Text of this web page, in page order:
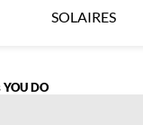
SOLAIRES
DO